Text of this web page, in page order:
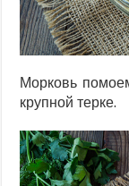
Морковь
крупной терке.